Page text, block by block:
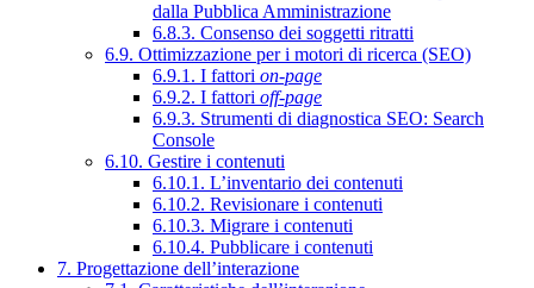
dalla Pubblica Amministrazione
6.8.3. Consenso dei soggetti ritratti
6.9. Ottimizzazione per i motori di ricerca (SEO)
6.9.1. I fattori on-page
6.9.2. I fattori off-page
6.9.3. Strumenti di diagnostica SEO: Search
Console
6.10. Gestire i contenuti
6.10.1. L’inventario dei contenuti
6.10.2. Revisionare i contenuti
6.10.3. Migrare i contenuti
6.10.4. Pubblicare i contenuti
7. Progettazione dell’interazione